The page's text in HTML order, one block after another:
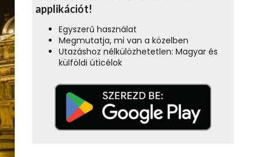
applikációt!
Egyszerű használat
Megmutatja, mi van a közelben
Utazáshoz nélkülözhetetlen: Magyar és
külföldi úticélok